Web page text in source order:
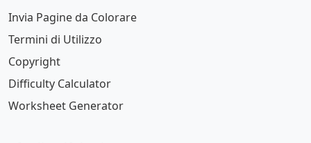
Invia Pagine da Colorare
Termini di Utilizzo
Copyright
Difficulty Calculator
Worksheet Generator